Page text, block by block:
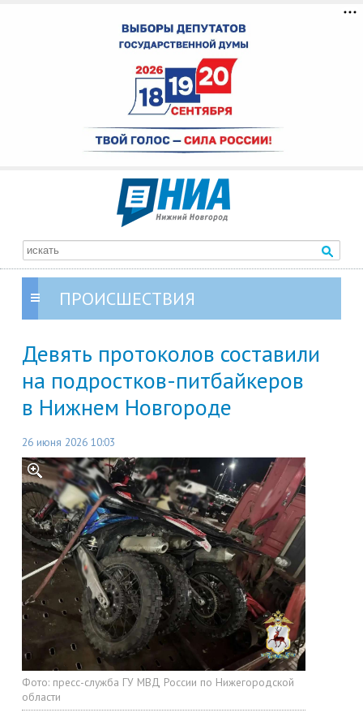
ПРОИСШЕСТВИЯ
Девять протоколов составили
на подростков-питбайкеров
в Нижнем Новгороде
26 июня 2026 10:03
Фото: пресс-служба ГУ МВД России по Нижегородской
области